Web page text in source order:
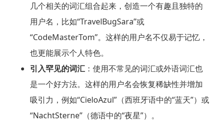
几个相关的词汇组合起来，创造一个有趣且独特的
用户名，比如“TravelBugSara”或
“CodeMasterTom”。这样的用户名不仅易于记忆，
也更能展示个人特色。
引入罕见的词汇：使用不常见的词汇或外语词汇也
是一个好方法。这样的用户名会恢复稀缺性并增加
吸引力，例如“CieloAzul”（西班牙语中的“蓝天”）或
“NachtSterne”（德语中的“夜星”）。